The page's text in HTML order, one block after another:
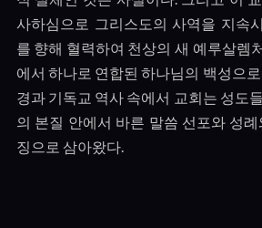
사하심으로 그리스도의 사역을 지속
를 향해 혈력하여 천상의 새 예루살렘
에서 하나로 연합된 하나님의 백성으
경과 기독교 역사 속에서 교회는 성도
의 본질 안에서 바른 말씀 선포와 성
징으로 삼아왔다.